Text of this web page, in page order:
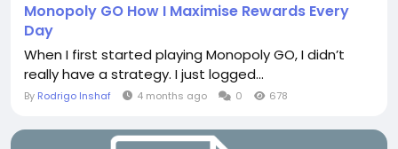
Monopoly GO How I Maximise Rewards Every
Day
When I first started playing Monopoly GO, I didn’t
really have a strategy. I just logged...
By Rodrigo Inshaf 4 months ago 0 678